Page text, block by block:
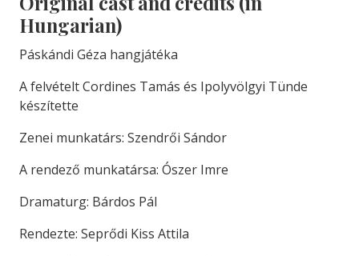
Hungarian)
Páskándi Géza hangjátéka
A felvételt Cordines Tamás és Ipolyvölgyi Tünde
készítette
Zenei munkatárs: Szendrői Sándor
A rendező munkatársa: Ószer Imre
Dramaturg: Bárdos Pál
Rendezte: Seprődi Kiss Attila